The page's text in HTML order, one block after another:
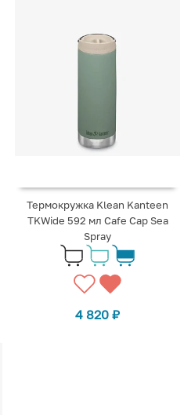
Термокружка Klean Kanteen
TKWide 592 мл Cafe Cap Sea
Spray
4 820 ₽